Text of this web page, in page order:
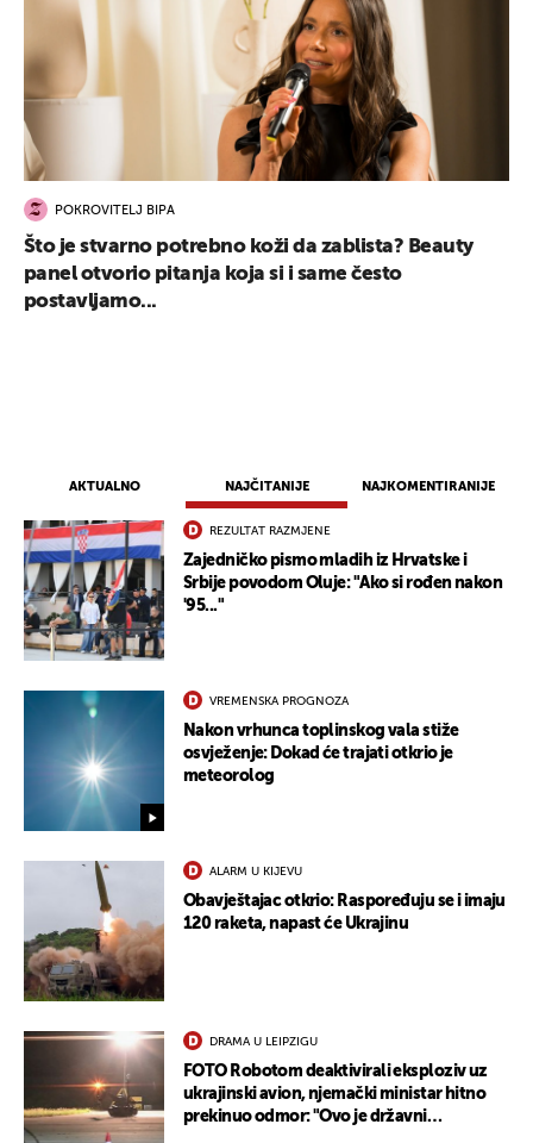
AKTUALNO NAJČITANIJE NAJKOMENTIRANIJE
REZULTAT RAZMJENE
Zajedničko pismo mladih iz Hrvatske i
Srbije povodom Oluje: "Ako si rođen nakon
'95..."
VREMENSKA PROGNOZA
Nakon vrhunca toplinskog vala stiže
osvježenje: Dokad će trajati otkrio je
meteorolog
ALARM U KIJEVU
Obavještajac otkrio: Raspoređuju se i imaju
120 raketa, napast će Ukrajinu
DRAMA U LEIPZIGU
FOTO Robotom deaktivirali eksploziv uz
ukrajinski avion, njemački ministar hitno
prekinuo odmor: "Ovo je državni
POKROVITELJ BIPA
Što je stvarno potrebno koži da zablista? Beauty
panel otvorio pitanja koja si i same često
postavljamo...